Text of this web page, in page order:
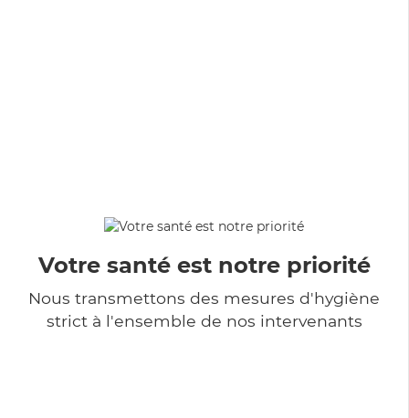
Votre santé est notre priorité
Nous transmettons des mesures d'hygiène
strict à l'ensemble de nos intervenants